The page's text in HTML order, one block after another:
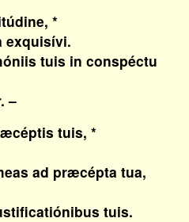
*
tuis in conspéctu
–
tuis, *
ad præcépta tua,
tuis.